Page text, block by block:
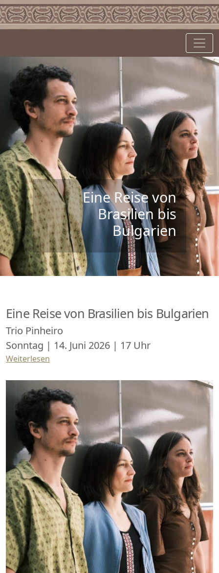
Eine Reise von
Brasilien bis
Bulgarien
Eine Reise von Brasilien bis Bulgarien
Trio Pinheiro
Sonntag | 14. Juni 2026 | 17 Uhr
Weiterlesen